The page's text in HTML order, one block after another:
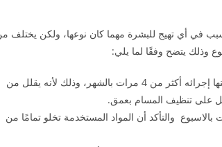
في أي تهيج للبشرة مهما كان نوعها، ولكن يختلف
وذلك يتضح وفقًا لما يلي:
فنجد أن البشرة الدهنية من أكثر الأنواع التي تستفيد من جلسات الحمام المغربي ويمكنها إجرائه أكثر من 4 مرات بالشهر، وذلك لأنه يقلل من
على تنظيف المسام بعمق.
البشرة الحساسة والجافة لا ينصح بإجراء الحمام المغربي أكثر من 3 مرات بالاسبوع والتأكد أن المواد المستخدمة تخلو تمامًا من